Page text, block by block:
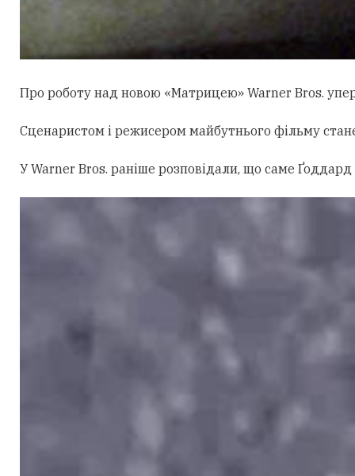
Про роботу над новою «Матрицею» Warner Bros.
Сценаристом і режисером майбутнього фільму
У Warner Bros. раніше розповідали, що саме